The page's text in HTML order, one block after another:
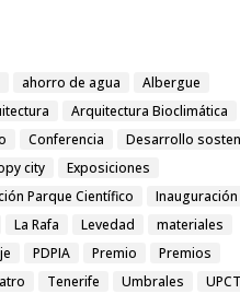
ahorro de agua
Albergue
Arquitectura Bioclimática
Conferencia
Desarrollo
city
Exposiciones
Parque Científico
Inauguración
La Rafa Levedad
materiales
PDPIA Premio
Premios
Tenerife Umbrales
UPCT